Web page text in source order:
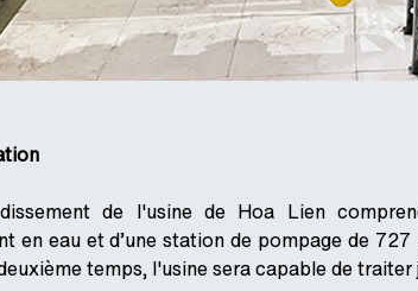
de l'usine de Hoa Lien
en eau et d’une station de pompage de
temps, l'usine sera capable de